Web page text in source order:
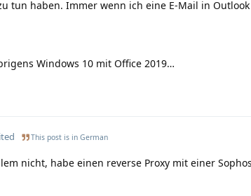
tun haben. Immer wenn ich eine E-Mail in Outlook
Windows 10 mit Office 2019…
This post is in German
nicht, habe einen reverse Proxy mit einer